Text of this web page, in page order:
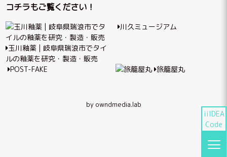
iiIDEA
Code
ゲ
ー
シ
ョ
コチラもご覧ください！
玉川釉薬 | 岐阜県瑞浪市でタイ
ルの釉薬を研究・製造・販売
川久ミュージアム
POST-FAKE 旅籠屋丸
by owndmedia.lab